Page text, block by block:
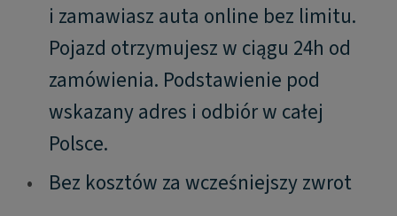
i zamawiasz auta online bez limitu.
Pojazd otrzymujesz w ciągu 24h od
zamówienia. Podstawienie pod
wskazany adres i odbiór w całej
Polsce.
•
Bez kosztów za wcześniejszy zwrot